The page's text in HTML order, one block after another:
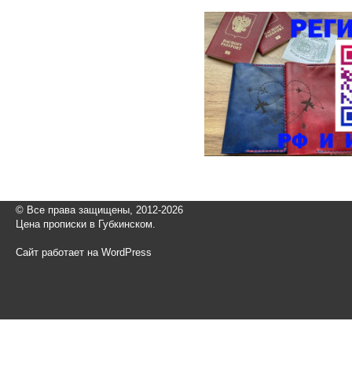
© Все права защищены, 2012-2026
Цена прописки в Губкинском.
Сайт работает на WordPress